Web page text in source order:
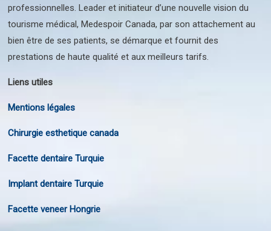
professionnelles. Leader et initiateur d’une nouvelle vision du
tourisme médical, Medespoir Canada, par son attachement au
bien être de ses patients, se démarque et fournit des
prestations de haute qualité et aux meilleurs tarifs.
Liens utiles
Mentions légales
Chirurgie esthetique canada
Facette dentaire Turquie
Implant dentaire Turquie
Facette veneer Hongrie